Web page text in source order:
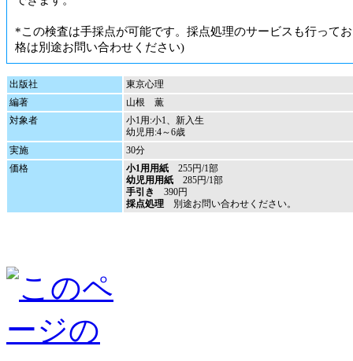
*この検査は手採点が可能です。採点処理のサービスも行って
格は別途お問い合わせください)
出版社
東京心理
編著
山根 薫
対象者
小1用:小1、新入生
幼児用:4～6歳
実施
30分
価格
小1用用紙 255円/1部
幼児用用紙 285円/1部
手引き
390円
採点処理 別途お問い合わせください。